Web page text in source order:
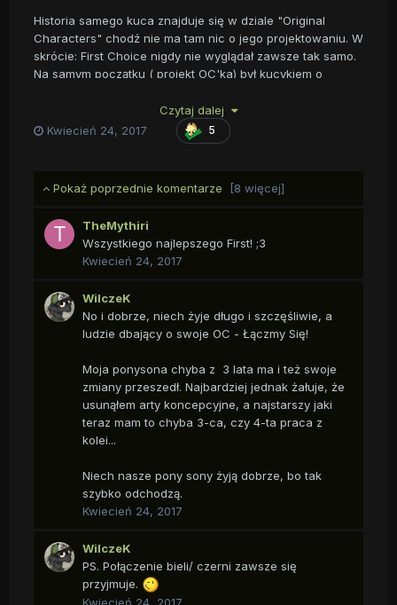
Historia samego kuca znajduje się w dziale "Original
Characters" chodź nie ma tam nic o jego projektowaniu. W
skrócie: First Choice nigdy nie wyglądał zawsze tak samo.
Na samym początku ( projekt OC'ka) był kucykiem o
Ostatecznie projekt skończył jednak jako biało-czarny
pegaz z niebieskimi oczami ( marzec 2013). Niecały
miesiąc później po pewnych wydarzeniach w moim życiu
z historią został wydany 24 kwietnia 2013 na
konkurencyjnym forum ( już nie istniejącym). Od tego
czasu oprócz coraz to bardziej rozwijanej historii nie
zmieniło się nic znaczącego w jego wyglądzie. W roku
2015 jego ogon został nieco skrócony. W październiku
2016 roku Firstu dostał "artefakt" w postaci zielono-żółtego
rozstaje. W kwietniu 2017 roku ponownie metamorfozę
przeszły jego oczy ( lub jedno oko/heterochromia jak ktoś
Może dla innych to nic specjalnego jednak jestem dumny z
tego, że go stworzyłem. Od zawsze się z nim utożsamiałem
i zmieniał się razem ze mną. Przez ten czas powstało
dziesiątki artów z nim dzięki czemu jest co przeglądać i
wspominać. A przez te lata wydarzyło się naprawdę wiele.
budować historię Firsta.
I mimo, że jest tylko moją kreacją dziękuje mu za to, że jest.
Najlepszego Firstu.
Czytaj dalej
Kwiecień 24, 2017
5
Pokaż poprzednie komentarze [8 więcej]
TheMythiri
Wszystkiego najlepszego First! ;3
Kwiecień 24, 2017
WilczeK
No i dobrze, niech żyje długo i szczęśliwie, a
ludzie dbający o swoje OC - Łączmy Się!
Moja ponysona chyba z 3 lata ma i też swoje
zmiany przeszedł. Najbardziej jednak żałuje, że
usunąłem arty koncepcyjne, a najstarszy jaki
teraz mam to chyba 3-ca, czy 4-ta praca z
kolei...
Niech nasze pony sony żyją dobrze, bo tak
szybko odchodzą.
Kwiecień 24, 2017
WilczeK
PS. Połączenie bieli/ czerni zawsze się
przyjmuje.